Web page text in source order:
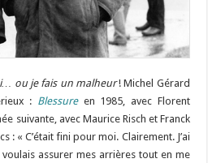
ou je fais un malheur! Michel Gérard
: Blessure en 1985, avec Florent
suivante, avec Maurice Risch et Franck
: « C’était fini pour moi. Clairement. J’ai
assurer mes arrières tout en me